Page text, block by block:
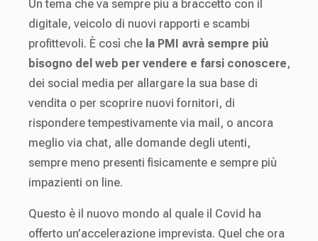
Un tema che va sempre più a braccetto con il
digitale, veicolo di nuovi rapporti e scambi
profittevoli. È così che la PMI avrà sempre più
bisogno del web per vendere e farsi conoscere,
dei social media per allargare la sua base di
vendita o per scoprire nuovi fornitori, di
rispondere tempestivamente via mail, o ancora
meglio via chat, alle domande degli utenti,
sempre meno presenti fisicamente e sempre più
impazienti on line.
Questo è il nuovo mondo al quale il Covid ha
offerto un’accelerazione imprevista. Quel che ora